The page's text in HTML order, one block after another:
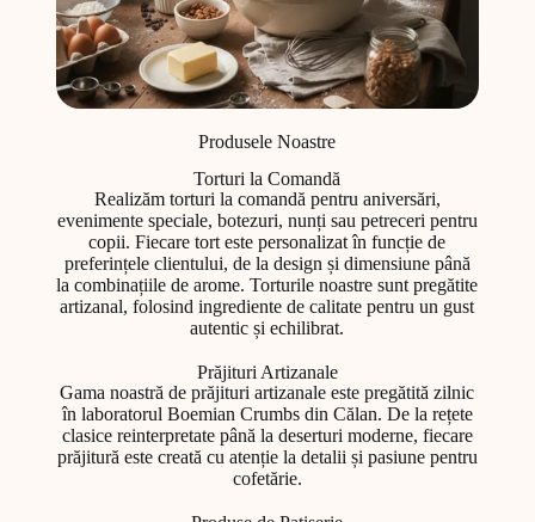
Produsele Noastre
Torturi la Comandă
Realizăm torturi la comandă pentru aniversări,
evenimente speciale, botezuri, nunți sau petreceri pentru
copii. Fiecare tort este personalizat în funcție de
preferințele clientului, de la design și dimensiune până
la combinațiile de arome. Torturile noastre sunt pregătite
artizanal, folosind ingrediente de calitate pentru un gust
autentic și echilibrat.
Prăjituri Artizanale
Gama noastră de prăjituri artizanale este pregătită zilnic
în laboratorul Boemian Crumbs din Călan. De la rețete
clasice reinterpretate până la deserturi moderne, fiecare
prăjitură este creată cu atenție la detalii și pasiune pentru
cofetărie.